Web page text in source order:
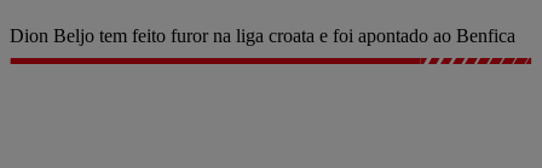
Dion Beljo tem feito furor na liga croata e foi apontado ao Benfica